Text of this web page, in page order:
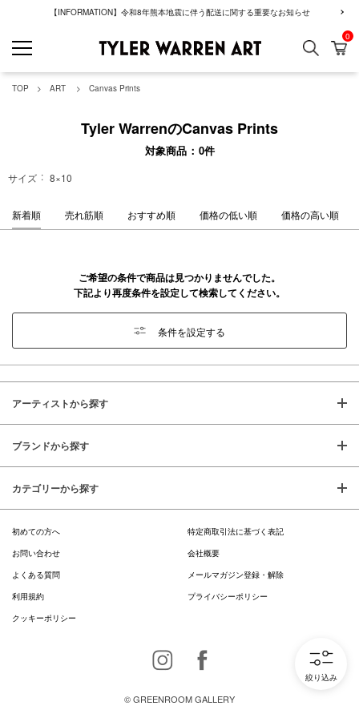
【INFORMATION】令和8年熊本地震に伴う配送に関する重要なお知らせ
GREENROOM
検索 カ
0
TOP ART Canvas Prints
Tyler WarrenのCanvas Prints
対象商品 0件
サイズ 8×10
新着順 売れ筋順 おすすめ順 価格の低い順 価格の高い順
ご希望の条件で商品は見つかりませんでした。
下記より再度条件を設定して検索してください。
条件を設定する
絞り込み
アーティストから探す
ブランドから探す
カテゴリーから探す
初めての方へ
特定商取引法に基づく表記
お問い合わせ
会社概要
よくある質問
メールマガジン登録・解除
利用規約
プライバシーポリシー
クッキーポリシー
InstagramFacebook
© GREENROOM GALLERY